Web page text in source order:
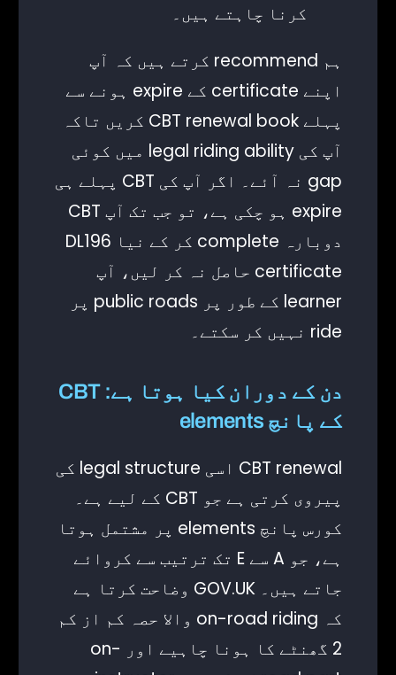
کرنا چاہتے ہیں۔
ہم recommend کرتے ہیں کہ آپ
اپنے certificate کے expire ہونے سے
پہلے CBT renewal book کریں تاکہ
آپ کی legal riding ability میں کوئی
gap نہ آئے۔ اگر آپ کی CBT پہلے ہی
expire ہو چکی ہے، تو جب تک آپ CBT
دوبارہ complete کر کے نیا DL196
certificate حاصل نہ کر لیں، آپ
learner کے طور پر public roads پر
ride نہیں کر سکتے۔
دن کے دوران کیا ہوتا ہے: CBT
کے پانچ elements
CBT renewal اسی legal structure کی
پیروی کرتی ہے جو CBT کے لیے ہے۔
کورس پانچ elements پر مشتمل ہوتا
ہے، جو A سے E تک ترتیب سے کروائے
جاتے ہیں۔ GOV.UK وضاحت کرتا ہے
کہ on-road riding والا حصہ کم از کم
2 گھنٹے کا ہونا چاہیے اور on-